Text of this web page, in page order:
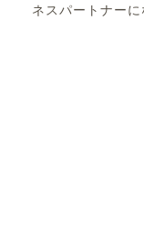
ネスパートナーに